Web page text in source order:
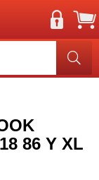
86 Y XL